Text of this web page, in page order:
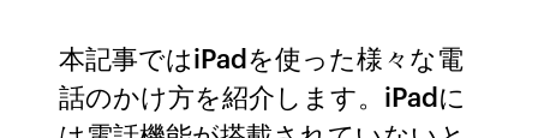
本記事ではiPadを使った様々な電
話のかけ方を紹介します。iPadに